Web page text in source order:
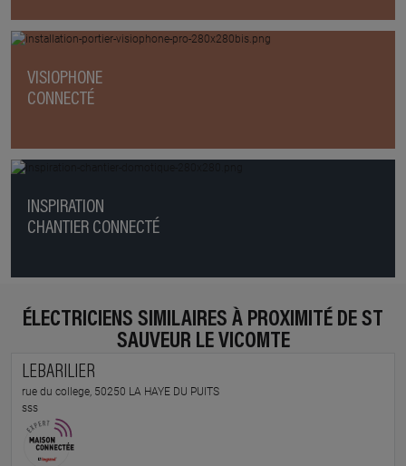
VISIOPHONE
CONNECTÉ
INSPIRATION
CHANTIER CONNECTÉ
ÉLECTRICIENS SIMILAIRES À PROXIMITÉ DE ST
SAUVEUR LE VICOMTE
LEBARILIER
rue du college, 50250 LA HAYE DU PUITS
sss